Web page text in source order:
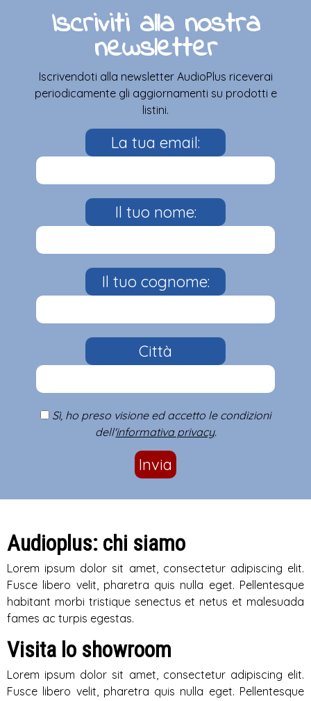
Iscriviti alla nostra
newsletter
Iscrivendoti alla newsletter AudioPlus riceverai
periodicamente gli aggiornamenti su prodotti e
listini.
La tua email:
Il tuo nome:
Il tuo cognome:
Città
Sì, ho preso visione ed accetto le condizioni
dell'informativa privacy.
Invia
Audioplus: chi siamo
Lorem ipsum dolor sit amet, consectetur adipiscing elit.
Fusce libero velit, pharetra quis nulla eget. Pellentesque
habitant morbi tristique senectus et netus et malesuada
fames ac turpis egestas.
Visita lo showroom
Lorem ipsum dolor sit amet, consectetur adipiscing elit.
Fusce libero velit, pharetra quis nulla eget. Pellentesque